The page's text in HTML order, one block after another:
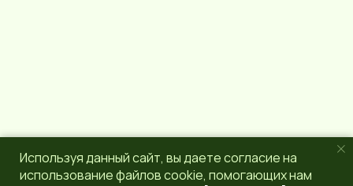
Используя данный сайт, вы даете согласие на
использование файлов cookie, помогающих нам